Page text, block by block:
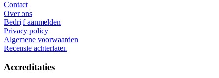
Contact
Over ons
Bedrijf aanmelden
Privacy policy
Algemene voorwaarden
Recensie achterlaten
Accreditaties